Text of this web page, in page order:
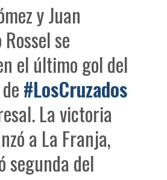
y Juan
se
el último gol del
#LosCruzados
La victoria
a La Franja,
segunda del